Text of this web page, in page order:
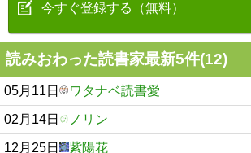
今すぐ登録する（無料）
読みおわった読書家最新5件(12)
05月11日 ワタナベ読書愛
02月14日 ノリン
12月25日 紫陽花